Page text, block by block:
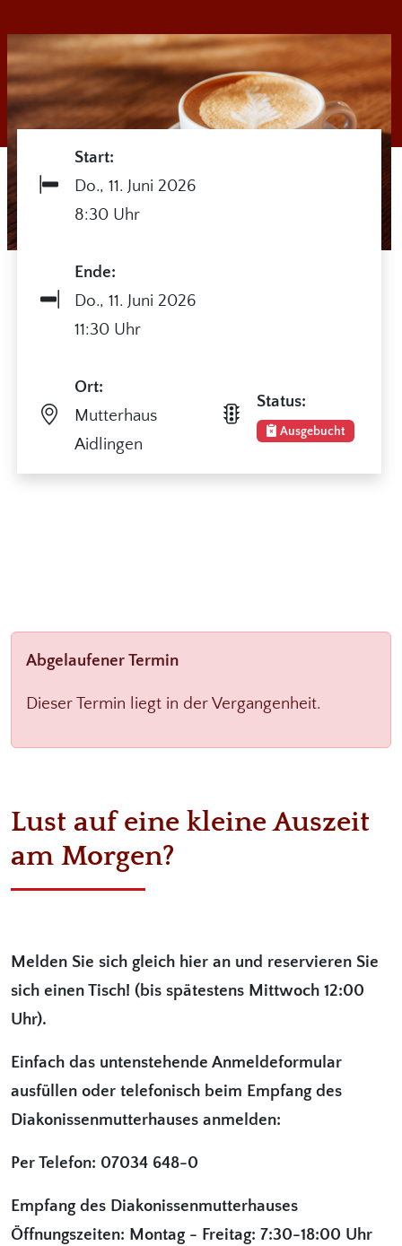
Start:
Do., 11. Juni 2026
8:30 Uhr
Ende:
Do., 11. Juni 2026
11:30 Uhr
Ort:
Mutterhaus
Aidlingen
Status:
Ausgebucht
Abgelaufener Termin
Dieser Termin liegt in der Vergangenheit.
Lust auf eine kleine Auszeit
am Morgen?
Melden Sie sich gleich hier an und reservieren Sie
sich einen Tisch! (bis spätestens Mittwoch 12:00
Uhr).
Einfach das untenstehende Anmeldeformular
ausfüllen oder telefonisch beim Empfang des
Diakonissenmutterhauses anmelden:
Per Telefon: 07034 648-0
Empfang des Diakonissenmutterhauses
Öffnungszeiten: Montag - Freitag: 7:30-18:00 Uhr